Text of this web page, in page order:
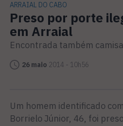
ARRAIAL DO CABO
Preso por porte
em Arraial
Encontrada também
26 maio 2014 - 10h56
Um homem identificado
Borrielo Júnior, 46, foi